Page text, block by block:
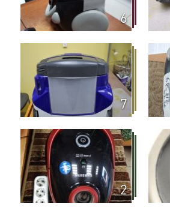
30 кг
Крупный габарит от 30 до 80
кг
Супер-габарит от 80 кг и
выше
по
Спуск и подъём без лифта
(начиная со второго этажа):
техника - 50 р., мебель — 100
р. (за каждый этаж)
Выезд за пределы КАД
30
6
7
2